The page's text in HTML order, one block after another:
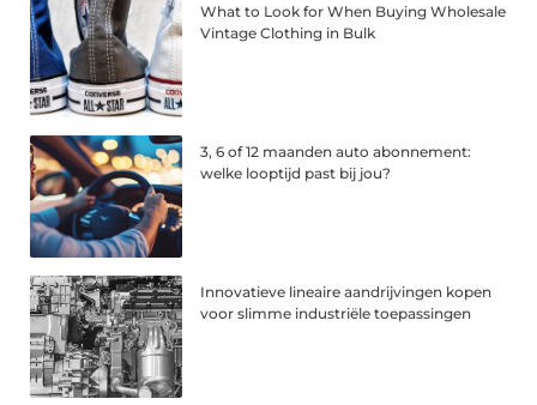
What to Look for When Buying Wholesale
Vintage Clothing in Bulk
3, 6 of 12 maanden auto abonnement:
welke looptijd past bij jou?
Innovatieve lineaire aandrijvingen kopen
voor slimme industriële toepassingen